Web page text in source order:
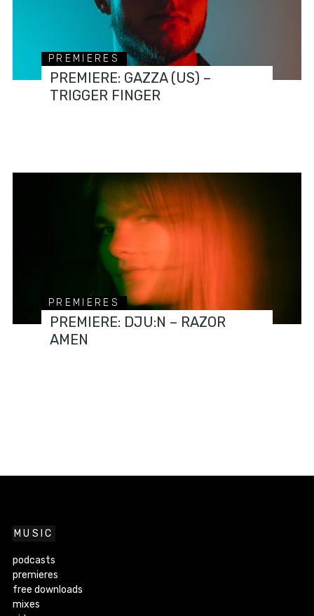
PREMIERES
PREMIERE: GAZZA (US) –
TRIGGER FINGER
PREMIERES
PREMIERE: DJU:N – RAZOR
AMEN
MUSIC
podcasts
premieres
free downloads
mixes